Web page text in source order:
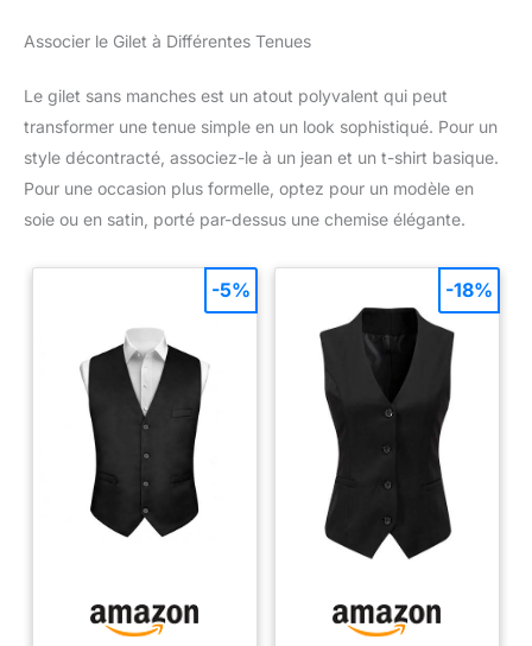
Associer le Gilet à Différentes Tenues
Le gilet sans manches est un atout polyvalent qui peut
transformer une tenue simple en un look sophistiqué. Pour un
style décontracté, associez-le à un jean et un t-shirt basique.
Pour une occasion plus formelle, optez pour un modèle en
soie ou en satin, porté par-dessus une chemise élégante.
-5% -18%